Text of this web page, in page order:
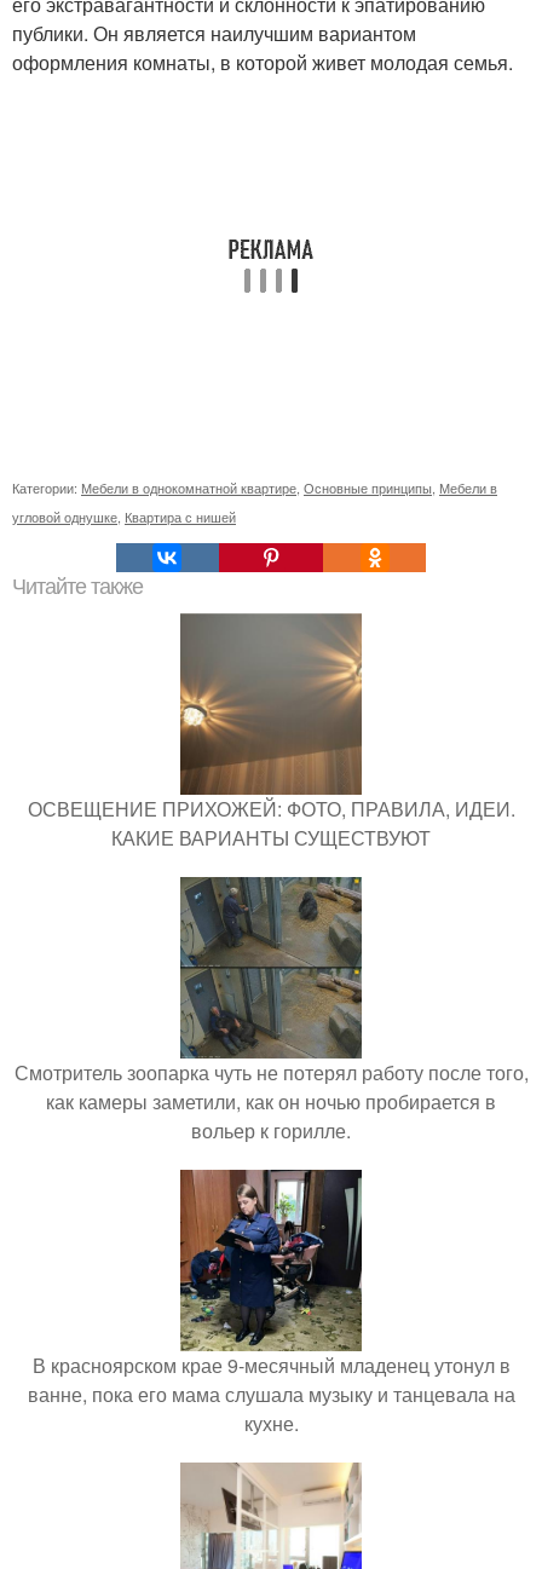
публики. Он является наилучшим вариантом
оформления комнаты, в которой живет молодая семья.
Категории: Мебели в однокомнатной квартире Основные принципы Мебели в
угловой однушке Квартира с нишей
Читайте также
ОСВЕЩЕНИЕ ПРИХОЖЕЙ: ФОТО, ПРАВИЛА, ИДЕИ.
КАКИЕ ВАРИАНТЫ СУЩЕСТВУЮТ
Смотритель зоопарка чуть не потерял работу после того,
как камеры заметили, как он ночью пробирается в
вольер к горилле.
В красноярском крае 9-месячный младенец утонул в
ванне, пока его мама слушала музыку и танцевала на
кухне.